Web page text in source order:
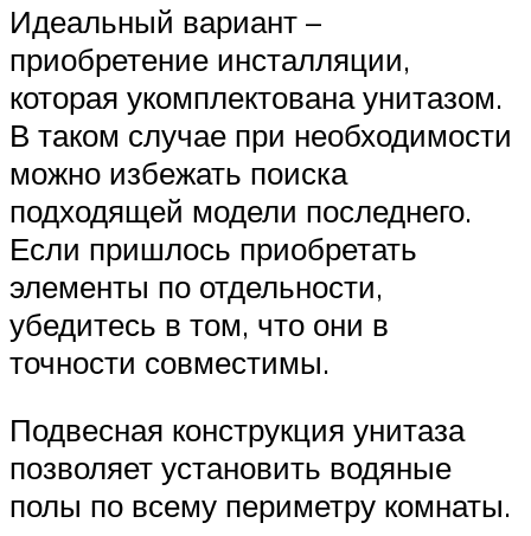
Идеальный вариант –
приобретение инсталляции,
которая укомплектована унитазом.
В таком случае при необходимости
можно избежать поиска
подходящей модели последнего.
Если пришлось приобретать
элементы по отдельности,
убедитесь в том, что они в
точности совместимы.
Подвесная конструкция унитаза
позволяет установить водяные
полы по всему периметру комнаты.